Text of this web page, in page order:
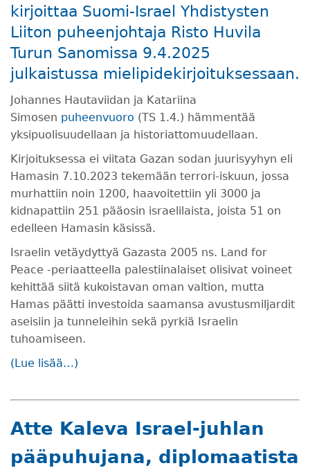
kirjoittaa Suomi-Israel Yhdistysten
Liiton puheenjohtaja Risto Huvila
Turun Sanomissa 9.4.2025
julkaistussa mielipidekirjoituksessaan.
Johannes Hautaviidan ja Katariina
Simosen puheenvuoro (TS 1.4.) hämmentää
yksipuolisuudellaan ja historiattomuudellaan.
Kirjoituksessa ei viitata Gazan sodan juurisyyhyn eli
Hamasin 7.10.2023 tekemään terrori-iskuun, jossa
murhattiin noin 1200, haavoitettiin yli 3000 ja
kidnapattiin 251 pääosin israelilaista, joista 51 on
edelleen Hamasin käsissä.
Israelin vetäydyttyä Gazasta 2005 ns. Land for
Peace -periaatteella palestiinalaiset olisivat voineet
kehittää siitä kukoistavan oman valtion, mutta
Hamas päätti investoida saamansa avustusmiljardit
aseisiin ja tunneleihin sekä pyrkiä Israelin
tuhoamiseen.
(Lue lisää…)
Atte Kaleva Israel-juhlan
pääpuhujana, diplomaatista